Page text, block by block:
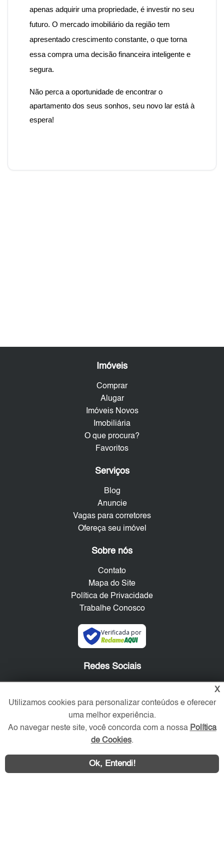
apenas adquirir uma propriedade, é investir no seu
futuro. O mercado imobiliário da região tem
apresentado crescimento constante, o que torna
essa compra uma decisão financeira inteligente e
segura.
Não perca a oportunidade de encontrar o
apartamento dos seus sonhos, seu novo lar está à
espera!
Imóveis
Comprar
Alugar
Imóveis Novos
Imobiliária
O que procura?
Favoritos
Serviços
Blog
Anuncie
Vagas para corretores
Ofereça seu imóvel
Sobre nós
Contato
Mapa do Site
Política de Privacidade
Trabalhe Conosco
Verificada por
Redes Sociais
Área exclusiva aos anunciantes,
X
Utilizamos cookies para personalizar conteúdos e oferecer
uma melhor experiência.
Ao navegar neste site, você concorda com a nossa Política
de Cookies.
Ok, Entendi!